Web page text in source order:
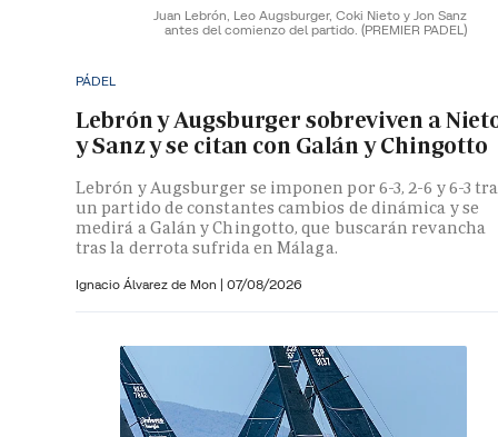
Juan Lebrón, Leo Augsburger, Coki Nieto y Jon Sanz
antes del comienzo del partido. (PREMIER PADEL)
PÁDEL
Lebrón y Augsburger sobreviven a
y Sanz y se citan con Galán y Chingotto
Lebrón y Augsburger se imponen por 6-3, 2-6 y 6-3
un partido de constantes cambios de dinámica y se
medirá a Galán y Chingotto, que buscarán revancha
tras la derrota sufrida en Málaga.
Ignacio Álvarez de Mon | 07/08/2026